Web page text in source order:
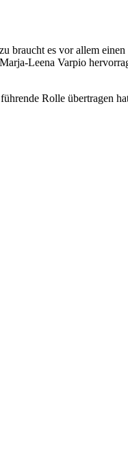
es vor allem
Leena Varpio
Rolle übertragen